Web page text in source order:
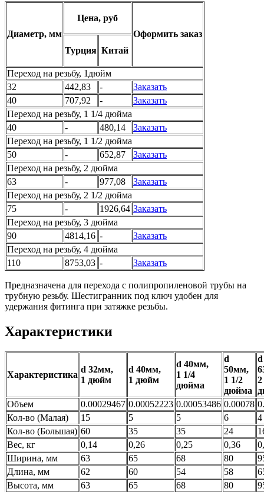
Диаметр, мм
Цена, руб
Оформить заказ
Турция Китай
Переход на резьбу, 1дюйм
32
442,83 -
Заказать
40
707,92 -
Заказать
Переход на резьбу, 1 1/4 дюйма
40
- 480,14
Заказать
Переход на резьбу, 1 1/2 дюйма
50
- 652,87
Заказать
Переход на резьбу, 2 дюйма
63
- 977,08
Заказать
Переход на резьбу, 2 1/2 дюйма
75
- 1926,64 Заказать
Переход на резьбу, 3 дюйма
90
4814,16 -
Заказать
Переход на резьбу, 4 дюйма
110
8753,03 - Заказать
Предназначена для перехода с полипропиленовой трубы на
трубную резьбу. Шестигранник под ключ удобен для
удержания фитинга при затяжке резьбы.
Характеристики
Характеристика
d 32мм,
1 дюйм
d 40мм,
1 дюйм
d 40мм,
1 1/4
дюйма
d
50мм,
1 1/2
дюйма
d
2
Объем
0.00029467 0.00052223 0.00053486 0.00078
Кол-во (Малая)
15 5 5 6
4
Кол-во (Большая) 60 35 35 24
Вес, кг
0,14 0,26 0,25 0,36
Ширина, мм
63 65 68 80
Длина, мм
62 60 54 58
Высота, мм
63 65 68 80